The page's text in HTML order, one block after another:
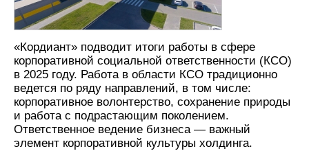
«Кордиант» подводит итоги работы в сфере
корпоративной социальной ответственности (КСО)
в 2025 году. Работа в области КСО традиционно
ведется по ряду направлений, в том числе:
корпоративное волонтерство, сохранение природы
и работа с подрастающим поколением.
Ответственное ведение бизнеса — важный
элемент корпоративной культуры холдинга.